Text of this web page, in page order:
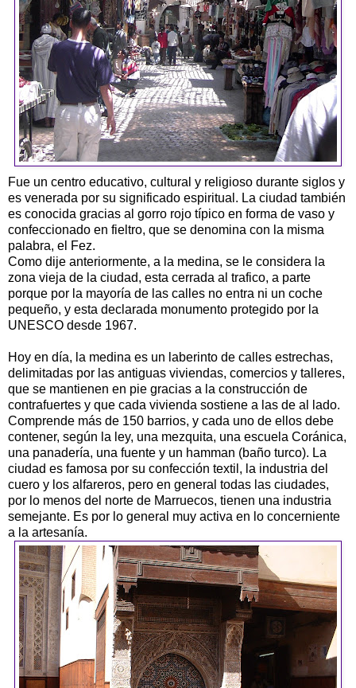
Fue un centro educativo, cultural y religioso durante siglos y
es venerada por su significado espiritual. La ciudad también
es conocida gracias al gorro rojo típico en forma de vaso y
confeccionado en fieltro, que se denomina con la misma
palabra, el Fez.
Como dije anteriormente, a la medina, se le considera la
zona vieja de la ciudad, esta cerrada al trafico, a parte
porque por la mayoría de las calles no entra ni un coche
pequeño, y esta declarada monumento protegido por la
UNESCO desde 1967.
Hoy en día, la medina es un laberinto de calles estrechas,
delimitadas por las antiguas viviendas, comercios y talleres,
que se mantienen en pie gracias a la construcción de
contrafuertes y que cada vivienda sostiene a las de al lado.
Comprende más de 150 barrios, y cada uno de ellos debe
contener, según la ley, una mezquita, una escuela Coránica,
una panadería, una fuente y un hamman (baño turco). La
ciudad es famosa por su confección textil, la industria del
cuero y los alfareros, pero en general todas las ciudades,
por lo menos del norte de Marruecos, tienen una industria
semejante. Es por lo general muy activa en lo concerniente
a la artesanía.